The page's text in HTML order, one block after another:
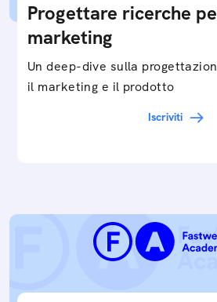
Progettare ricerche
marketing
Un deep-dive sulla
il marketing e il prodotto
Iscriviti